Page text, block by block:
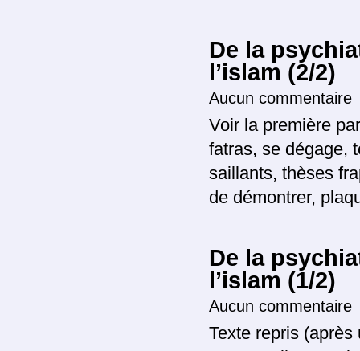
De la
l’islam (2/2)
Aucun commentaire
Voir la première
fatras, se dégage,
saillants, thèses
de démontrer,
De la
l’islam (1/2)
Aucun commentaire
Texte repris